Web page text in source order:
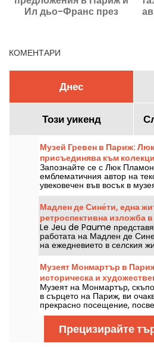
Ил дьо-Франс през
КОМЕНТАРИ
Днес
Този уикенд
Музей Гревен в Париж:
присъединява към
личности
Запознайте се с Люк
емблематичния автор на
увековечен във восък в
25-годишнината на Нотр
Мадлен де Сине́ти, една
ретроспективна изложба
нашите снимки
Le Jeu de Paume
работата на Мадлен де
на ежедневието в селския
«Une vie» може да бъде
до 27 септември 2026 г.
Музеят Монмартър в
историческа и
съкровищница
Музеят на Монмартър,
в сърцето на Париж, ви
прекрасно посещение,
известните художници от
Запознайте се с
този музей в 18-и район, в
творби на художници като
Прецизирайте